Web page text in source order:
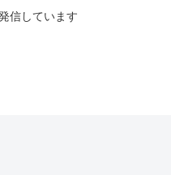
信しています